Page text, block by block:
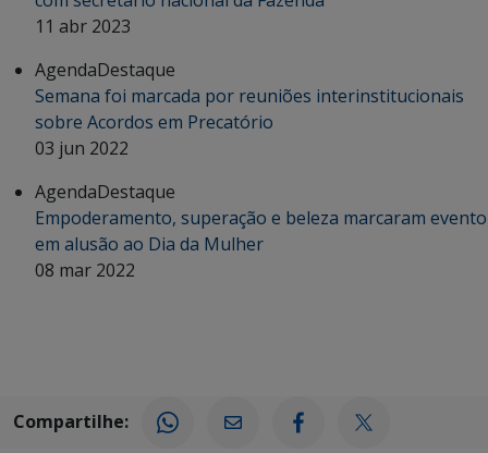
11 abr 2023
AgendaDestaque
Semana foi marcada por reuniões interinstitucionais
sobre Acordos em Precatório
03 jun 2022
AgendaDestaque
Empoderamento, superação e beleza marcaram evento
em alusão ao Dia da Mulher
08 mar 2022
Compartilhe: